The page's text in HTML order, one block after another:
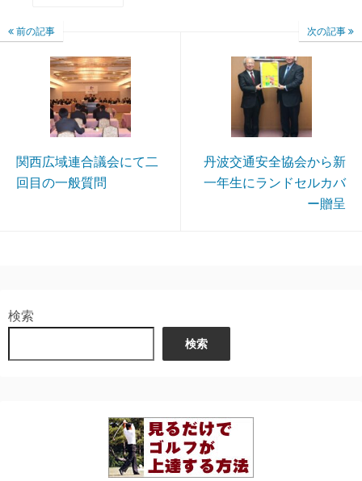
前の記事
関西広域連合議会にて二
回目の一般質問
次の記事
丹波交通安全協会から新
一年生にランドセルカバ
ー贈呈
検索
検索